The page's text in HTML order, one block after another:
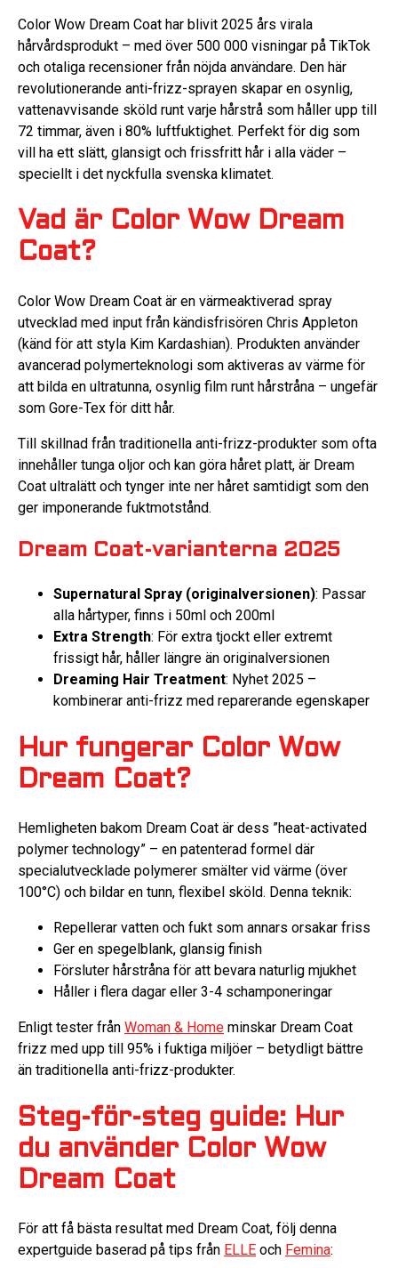
Color Wow Dream Coat har blivit 2025 års virala
hårvårdsprodukt – med över 500 000 visningar på TikTok
och otaliga recensioner från nöjda användare. Den här
revolutionerande anti-frizz-sprayen skapar en osynlig,
vattenavvisande sköld runt varje hårstrå som håller upp till
72 timmar, även i 80% luftfuktighet. Perfekt för dig som
vill ha ett slätt, glansigt och frissfritt hår i alla väder –
speciellt i det nyckfulla svenska klimatet.
Vad är Color Wow Dream
Coat?
Color Wow Dream Coat är en värmeaktiverad spray
utvecklad med input från kändisfrisören Chris Appleton
(känd för att styla Kim Kardashian). Produkten använder
avancerad polymerteknologi som aktiveras av värme för
att bilda en ultratunna, osynlig film runt hårstråna – ungefär
som Gore-Tex för ditt hår.
Till skillnad från traditionella anti-frizz-produkter som ofta
innehåller tunga oljor och kan göra håret platt, är Dream
Coat ultralätt och tynger inte ner håret samtidigt som den
ger imponerande fuktmotstånd.
Dream Coat-varianterna 2025
Supernatural Spray (originalversionen): Passar
alla hårtyper, finns i 50ml och 200ml
Extra Strength: För extra tjockt eller extremt
frissigt hår, håller längre än originalversionen
Dreaming Hair Treatment: Nyhet 2025 –
kombinerar anti-frizz med reparerande egenskaper
Hur fungerar Color Wow
Dream Coat?
Hemligheten bakom Dream Coat är dess ”heat-activated
polymer technology” – en patenterad formel där
specialutvecklade polymerer smälter vid värme (över
100°C) och bildar en tunn, flexibel sköld. Denna teknik:
Repellerar vatten och fukt som annars orsakar friss
Ger en spegelblank, glansig finish
Försluter hårstråna för att bevara naturlig mjukhet
Håller i flera dagar eller 3-4 schamponeringar
Enligt tester från Woman & Home minskar Dream Coat
frizz med upp till 95% i fuktiga miljöer – betydligt bättre
än traditionella anti-frizz-produkter.
Steg-för-steg guide: Hur
du använder Color Wow
Dream Coat
För att få bästa resultat med Dream Coat, följ denna
expertguide baserad på tips från ELLE och Femina: